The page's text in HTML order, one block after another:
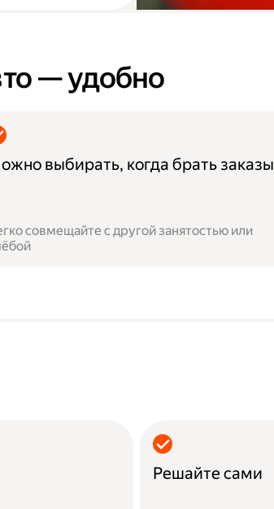
— удобно
выбирать, когда брать заказы
совмещайте с другой занятостью или
Решайте сами